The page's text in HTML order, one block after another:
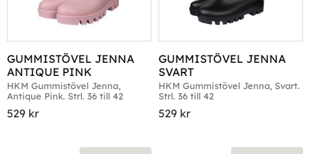
GUMMISTÖVEL JENNA
ANTIQUE PINK
HKM Gummistövel Jenna,
Antique Pink. Strl. 36 till 42
529 kr
GUMMISTÖVEL JENNA
SVART
HKM Gummistövel Jenna, Svart.
Strl. 36 till 42
529 kr